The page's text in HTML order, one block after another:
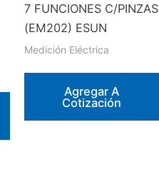
7 FUNCIONES C/PINZAS
(EM202) ESUN
Medición Eléctrica
Agregar A
Cotización